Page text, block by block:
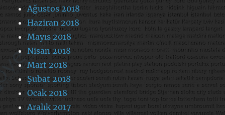
Ağustos 2018
Haziran 2018
Mayıs 2018
Nisan 2018
Mart 2018
Şubat 2018
Ocak 2018
Aralık 2017